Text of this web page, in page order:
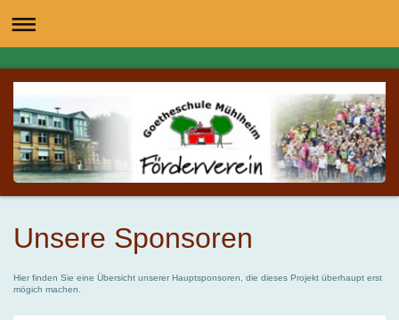
Unsere Sponsoren
Hier finden Sie eine Übersicht unserer Hauptsponsoren, die dieses Projekt überhaupt erst
mögich machen.